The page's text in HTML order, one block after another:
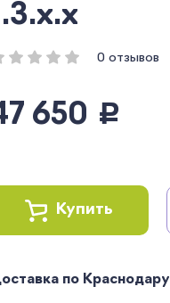
0 отзывов
650 руб.
Купить
по Краснодару